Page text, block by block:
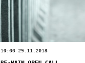
10:00 29.11.2018